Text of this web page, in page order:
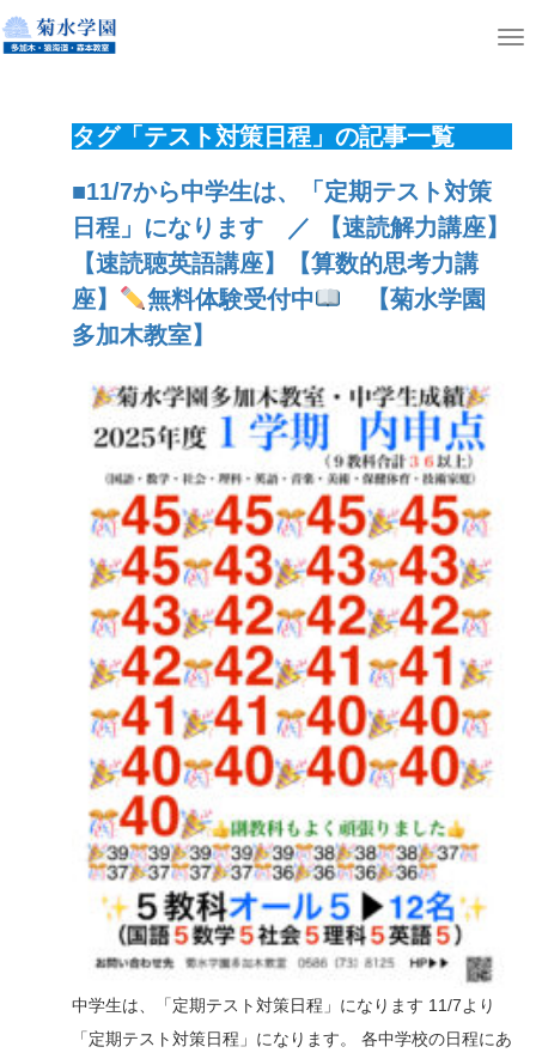
T
ホーム ニュース
タグ「テスト対策日程」の記事一覧
■11/7から中学生は、「定期テスト対策
日程」になります ／ 【速読解力講座】
【速読聴英語講座】【算数的思考力講
座】
無料体験受付中
【菊水学園
多加木教室】
中学生は、「定期テスト対策日程」になります 11/7より
「定期テスト対策日程」になります。 各中学校の日程にあ